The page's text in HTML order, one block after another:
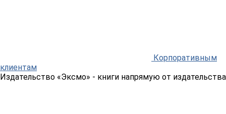
Корпоративным
клиентам
Издательство «Эксмо» - книги напрямую от издательства